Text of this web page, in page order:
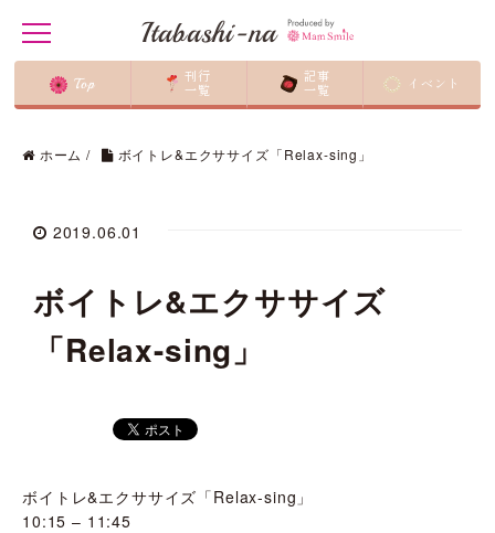
t
o
l
a
a
n
Itabashi-na
Top
刊行
一覧
記事
一覧
イベント
ホーム / ボイトレ&エクササイズ「Relax-sing」
2019.06.01
ボイトレ&エクササイズ
「Relax-sing」
ボイトレ&エクササイズ「Relax-sing」
10:15 – 11:45